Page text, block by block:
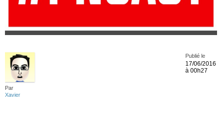
Par
Xavier
Publié le
17/06/2016
à 00h27